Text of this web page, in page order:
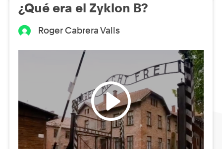
¿Qué era el Zyklon B?
Roger Cabrera Valls